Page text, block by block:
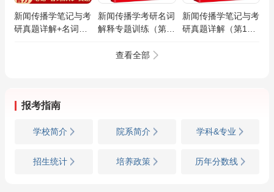
新闻传播学笔记与考
研真题详解+名词解
新闻传播学考研名词
解释专题训练（第2
新闻传播学笔记与考
研真题详解（第13
查看全部
报考指南
学校简介 院系简介 学科&专业
招生统计 培养政策 历年分数线